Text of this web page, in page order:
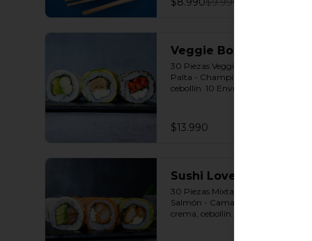
Veggie Box
30 Piezas Veggie 10 Envuelto
Palta - Champiñón, queso crema,
cebollín. 10 Envuelto Queso -
queso crema, cebollín. Incluye: 3
Salsas a elección soya o agridulce
$13.990
Sushi Lovers
30 Piezas Mixtas 10 Envuelto
Salmón - Camarón furay, queso
crema, cebollín. 10 Envuelto Palta